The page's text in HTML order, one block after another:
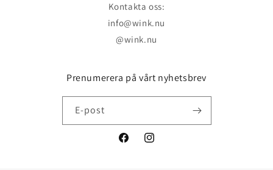
Kontakta oss:
info@wink.nu
@wink.nu
Prenumerera på vårt nyhetsbrev
E-post
FacebookInstagram